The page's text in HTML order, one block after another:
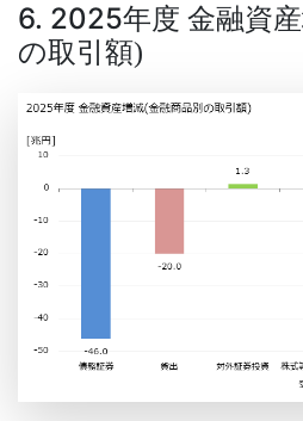
6. 2025年度 金融資
の取引額)